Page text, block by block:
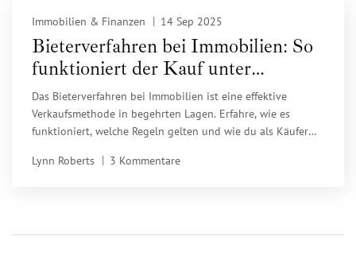
Immobilien & Finanzen 14 Sep 2025
Bieterverfahren bei Immobilien: So
funktioniert der Kauf unter
Wettbewerb
Das Bieterverfahren bei Immobilien ist eine effektive
Verkaufsmethode in begehrten Lagen. Erfahre, wie es
funktioniert, welche Regeln gelten und wie du als Käufer
Lynn Roberts
3 Kommentare